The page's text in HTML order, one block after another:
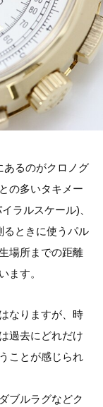
あるのがクロノグ
の多いタキメー
ラルスケール)、
るときに使うパル
場所までの距離
ます。
なりますが、時
過去にどれだけ
ことが感じられ
ブルラグなどク